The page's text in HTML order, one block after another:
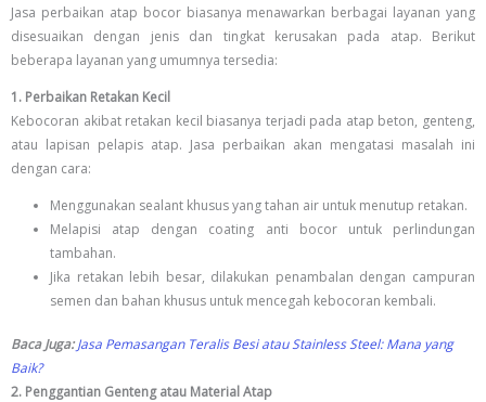
Jasa perbaikan atap bocor biasanya menawarkan berbagai layanan yang
disesuaikan dengan jenis dan tingkat kerusakan pada atap. Berikut
beberapa layanan yang umumnya tersedia:
1. Perbaikan Retakan Kecil
Kebocoran akibat retakan kecil biasanya terjadi pada atap beton, genteng,
atau lapisan pelapis atap. Jasa perbaikan akan mengatasi masalah ini
dengan cara:
Menggunakan sealant khusus yang tahan air untuk menutup retakan.
Melapisi atap dengan coating anti bocor untuk perlindungan
tambahan.
Jika retakan lebih besar, dilakukan penambalan dengan campuran
semen dan bahan khusus untuk mencegah kebocoran kembali.
Baca Juga: Jasa Pemasangan Teralis Besi atau Stainless Steel: Mana yang
Baik?
2. Penggantian Genteng atau Material Atap